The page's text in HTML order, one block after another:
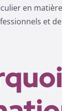
en
et